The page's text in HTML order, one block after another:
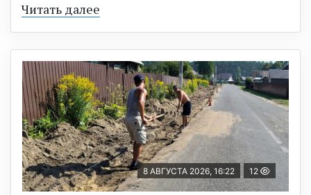
Читать далее
8 АВГУСТА 2026, 16:22 12